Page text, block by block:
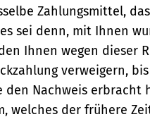
Zahlungsmittel,
sei denn, mit Ihnen
Ihnen wegen dieser
verweigern,
den Nachweis erbracht
welches der frühere